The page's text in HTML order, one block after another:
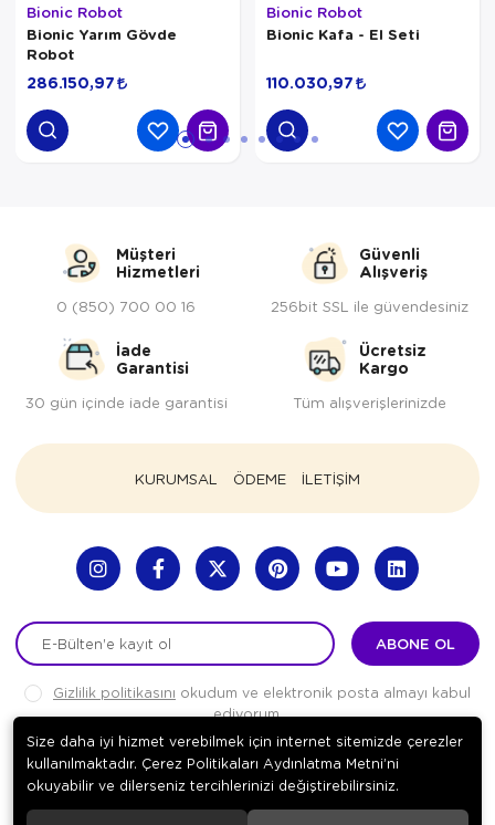
Bionic Robot
Bionic Yarım Gövde
Robot
286.150,97
Bionic Robot
Bionic Kafa - El Seti
110.030,97
Müşteri
Hizmetleri
0 (850) 700 00 16
Güvenli
Alışveriş
256bit SSL ile güvendesiniz
İade
Garantisi
30 gün içinde iade garantisi
Ücretsiz
Kargo
Tüm alışverişlerinizde
KURUMSAL ÖDEME İLETİŞİM
ABONE OL
Gizlilik politikasını okudum ve elektronik posta almayı kabul
ediyorum.
© 2020Biorobotec Bionic Robot Teknolojileri A.Ş. . Tüm hakları
saklıdır.
Size daha iyi hizmet verebilmek için internet sitemizde çerezler
kullanılmaktadır. Çerez Politikaları Aydınlatma Metni’ni
okuyabilir ve dilerseniz tercihlerinizi değiştirebilirsiniz.